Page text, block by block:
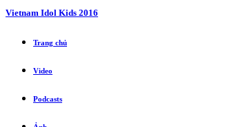
Vietnam Idol Kids 2016
Trang chủ
Video
Podcasts